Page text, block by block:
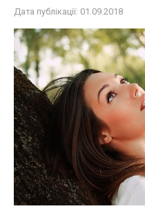
Дата публікації: 01.09.2018